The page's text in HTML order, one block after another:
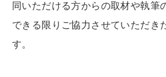
同いただける方からの取材や執筆
できる限りご協力させていただき
す。